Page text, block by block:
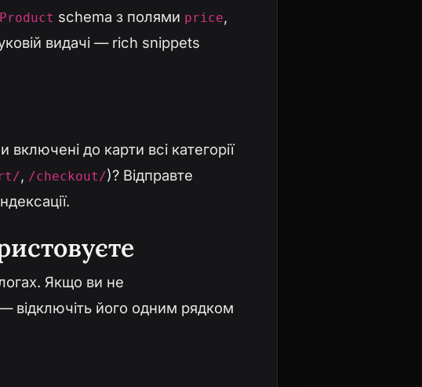
Product schema з полями price,
видачі — rich snippets
до карти всі категорії
, /checkout/)? Відправте
Якщо ви не
відключіть його одним рядком